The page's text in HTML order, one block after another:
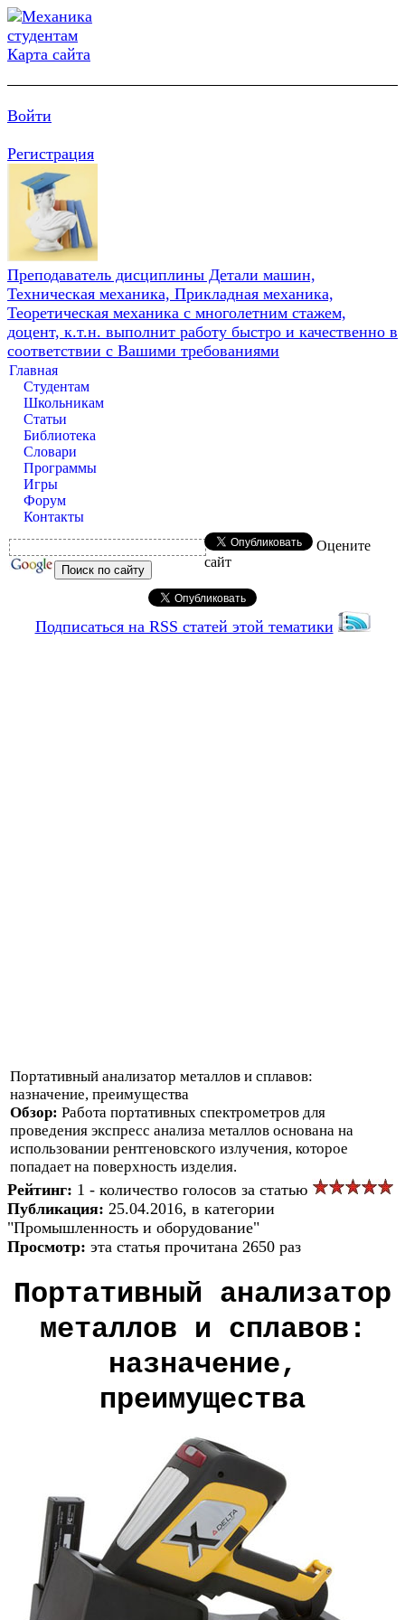
Карта сайта
Войти
Регистрация
Преподаватель дисциплины Детали машин,
Техническая механика, Прикладная механика,
Теоретическая механика с многолетним стажем,
доцент, к.т.н. выполнит работу быстро и качественно в
соответствии с Вашими требованиями
Главная
Студентам
Школьникам
Статьи
Библиотека
Словари
Программы
Игры
Форум
Контакты
Оцените
сайт
Подписаться на RSS статей этой тематики
Портативный анализатор металлов и сплавов:
назначение, преимущества
Обзор: Работа портативных спектрометров для
проведения экспресс анализа металлов основана на
использовании рентгеновского излучения, которое
попадает на поверхность изделия.
Рейтинг: 1 - количество голосов за статью
Публикация: 25.04.2016, в категории
"Промышленность и оборудование"
Просмотр: эта статья прочитана 2650 раз
Портативный анализатор
металлов и сплавов:
назначение,
преимущества